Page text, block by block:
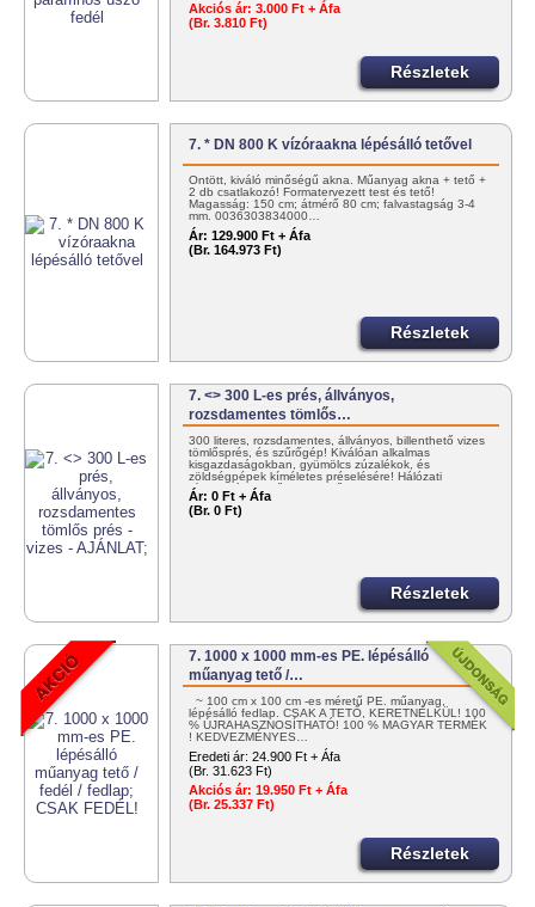
Akciós ár: 3.000 Ft + Áfa
(Br. 3.810 Ft)
Részletek
7. * DN 800 K vízóraakna lépésálló tetővel
Öntött, kiváló minőségű akna. Műanyag akna + tető +
2 db csatlakozó! Formatervezett test és tető!
Magasság: 150 cm; átmérő 80 cm; falvastagság 3-4
mm. 0036303834000…
Ár: 129.900 Ft + Áfa
(Br. 164.973 Ft)
Részletek
7. <> 300 L-es prés, állványos,
rozsdamentes tömlős…
300 literes, rozsdamentes, állványos, billenthető vizes
tömlősprés, és szűrőgép! Kiválóan alkalmas
kisgazdaságokban, gyümölcs zúzalékok, és
zöldségpépek kíméletes préselésére! Hálózati
víznyomással működtethető!…
Ár: 0 Ft + Áfa
(Br. 0 Ft)
Részletek
7. 1000 x 1000 mm-es PE. lépésálló
műanyag tető /…
~ 100 cm x 100 cm -es méretű PE. műanyag,
lépésálló fedlap. CSAK A TETŐ, KERETNÉLKÜL! 100
% ÚJRAHASZNOSÍTHATÓ! 100 % MAGYAR TERMÉK
! KEDVEZMÉNYES…
Eredeti ár: 24.900 Ft + Áfa
(Br. 31.623 Ft)
Akciós ár: 19.950 Ft + Áfa
(Br. 25.337 Ft)
Részletek